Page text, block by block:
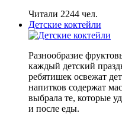
Читали 2244 чел.
Детские коктейли
Разнообразие
каждый детский
ребятишек освежат
напитков содержат
выбрала те, которые
и после еды.